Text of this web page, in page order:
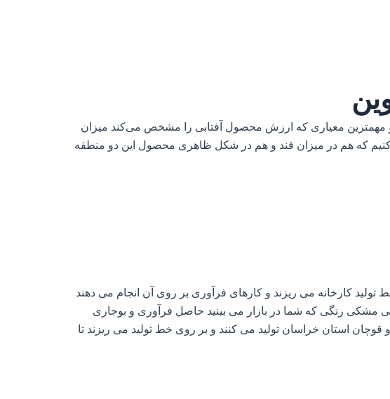
و مهمترین معیاری که ارزش محصول آفتابی را مشخص می‌کند میزان
کنیم که هم در میزان قند و هم در شکل ظاهری محصول این دو منطقه
کارخانه می ریزند و کارهای فرآوری بر روی آن انجام می دهند
رنگی که شما در بازار می‌ بینید حاصل فرآوری و بوجاری
استان خراسان تولید می‌ کنند و بر روی خط تولید می‌ ریزند تا